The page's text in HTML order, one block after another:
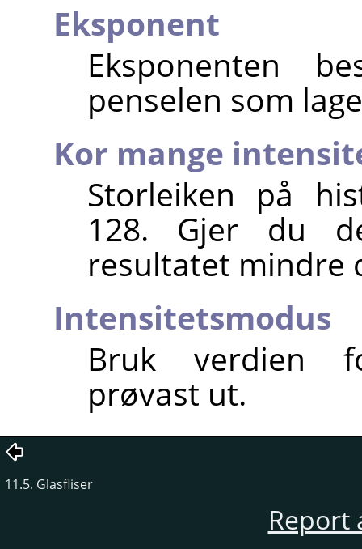
Eksponent
Eksponenten
penselen som
Kor mange
Storleiken på
128. Gjer du
resultatet mindre
Intensitetsmodus
Bruk verdien
prøvast ut.
11.5. Glasfliser
Report